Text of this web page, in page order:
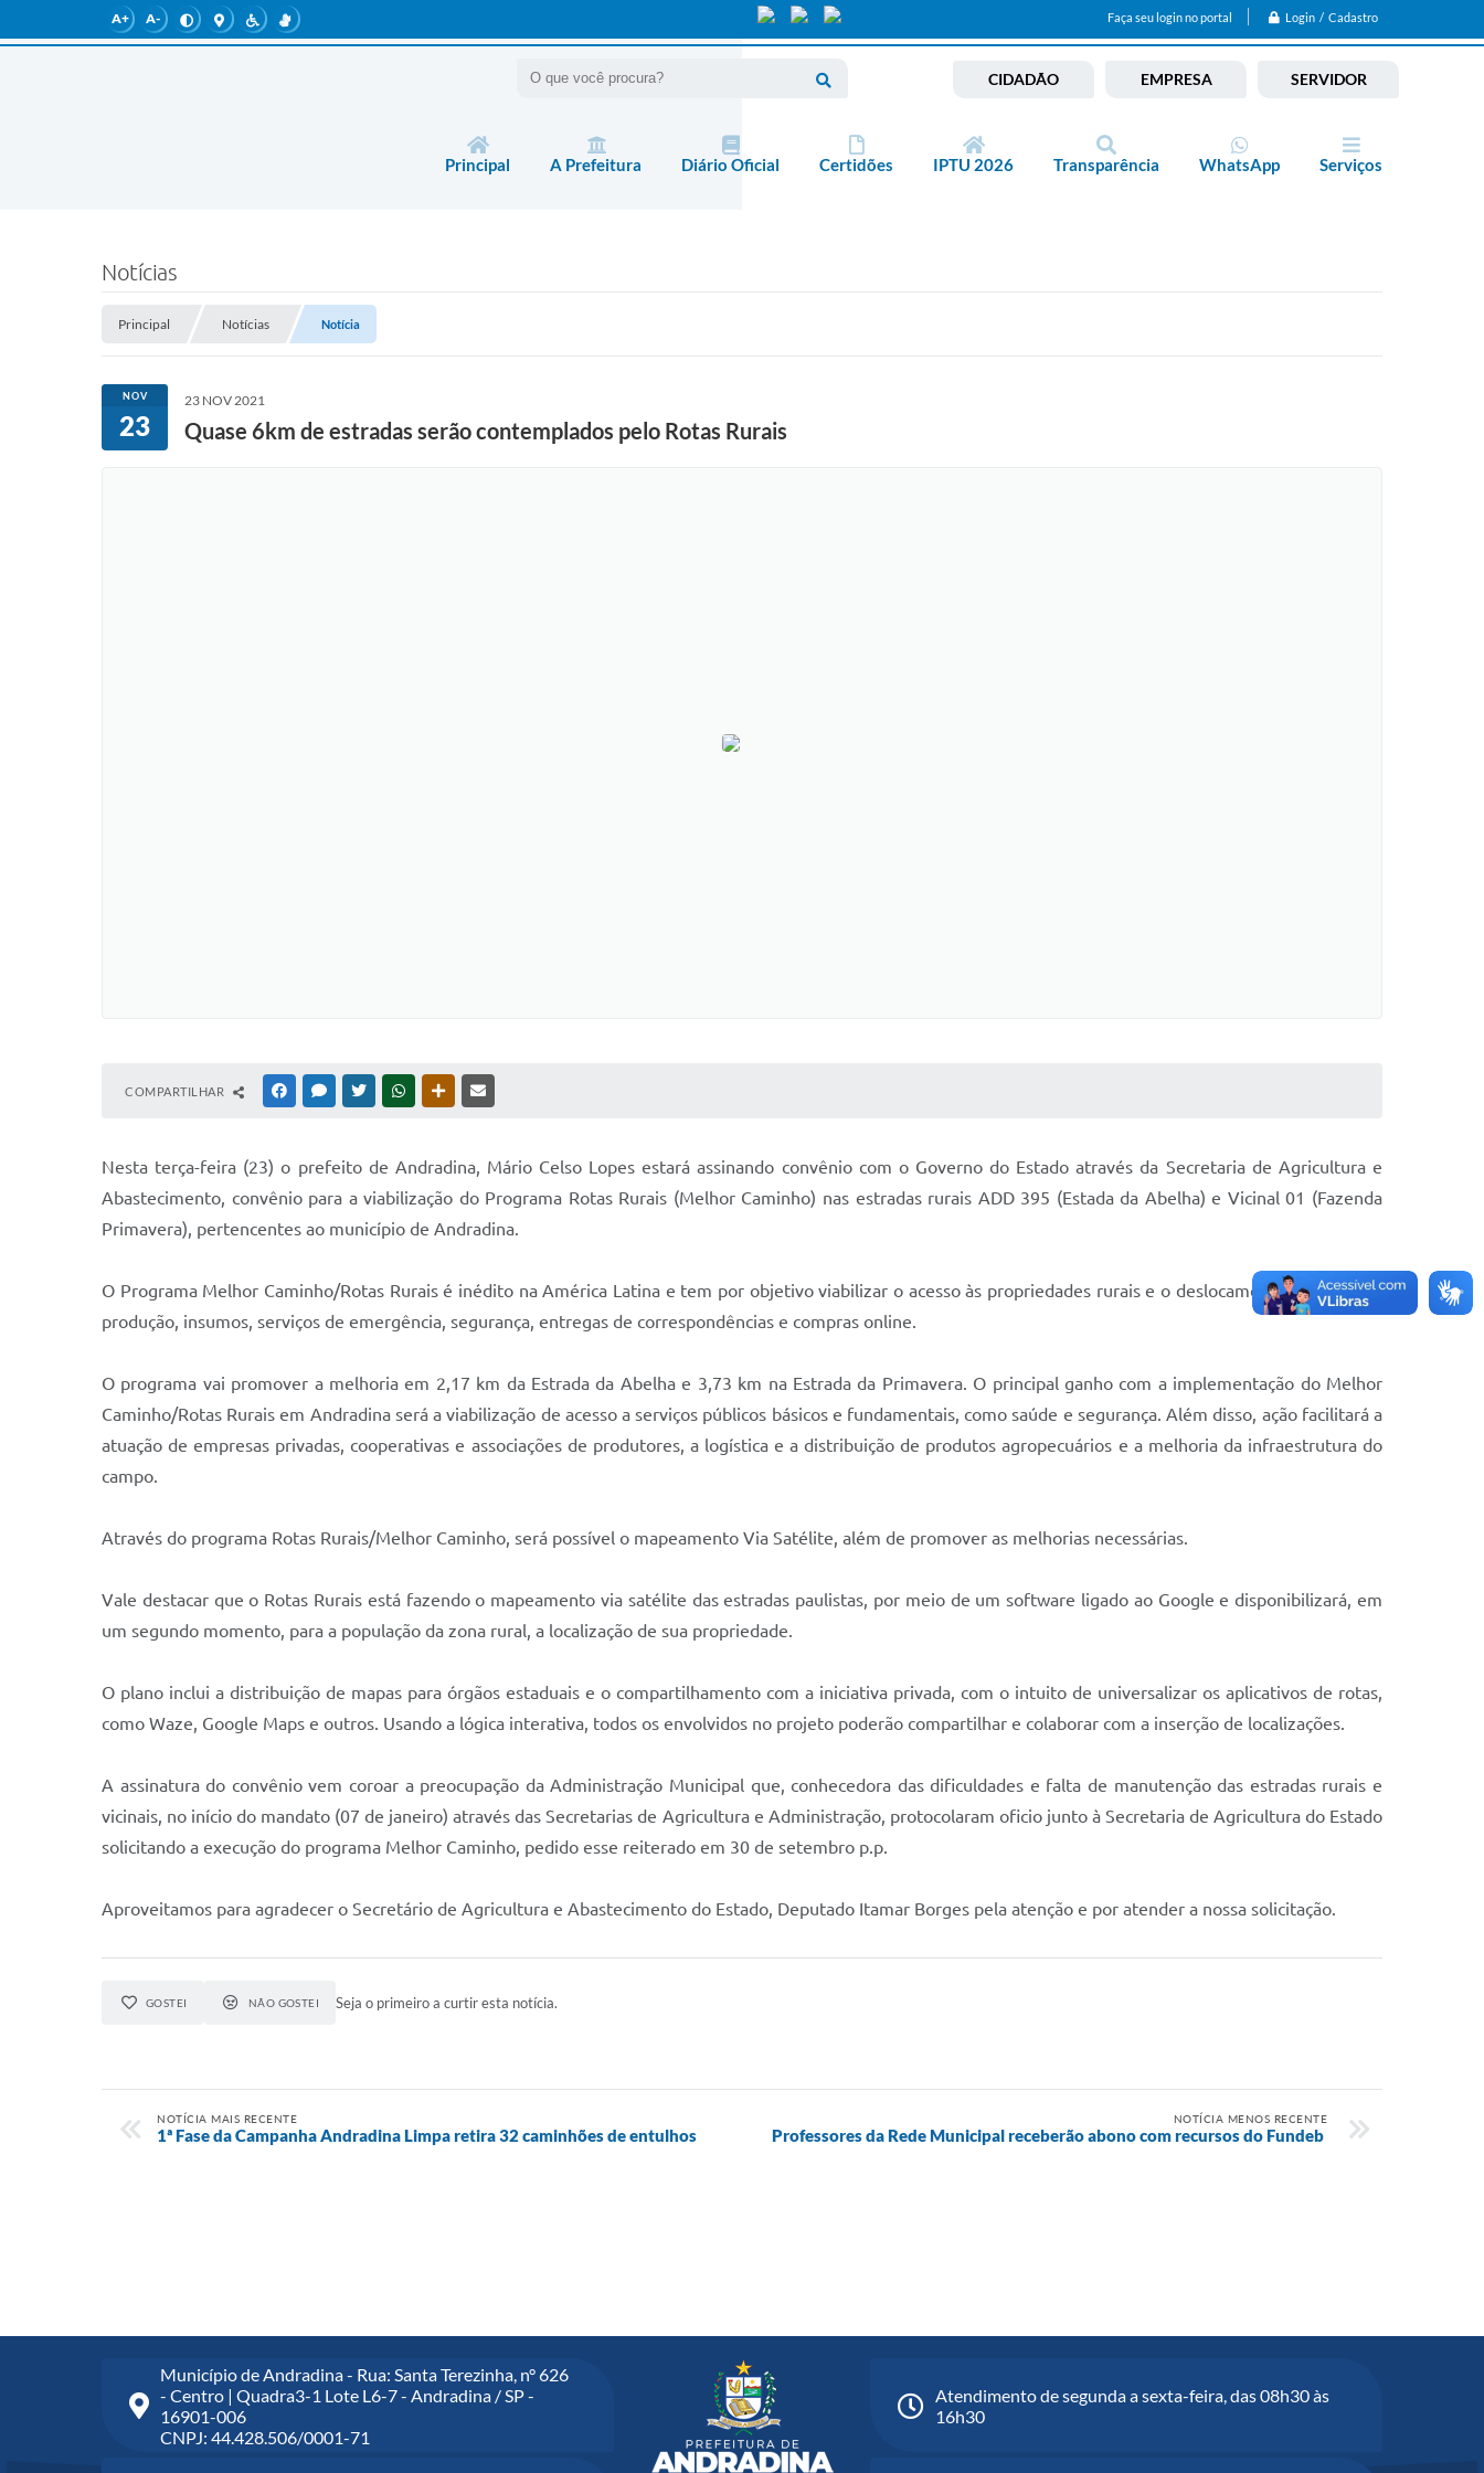
Faça seu login no portal Login / Cadastro
A+ A-
CIDADÃO EMPRESA SERVIDOR
Principal A Prefeitura Diário Oficial Certidões IPTU 2026 Transparência WhatsApp Serviços
Notícias
Principal Notícias Notícia
NOV
23
23 NOV 2021
Quase 6km de estradas serão contemplados pelo Rotas Rurais
COMPARTILHAR FACEBOOKMESSENGER
TWITTERWHATSAPPOUTRAS MÍDIAS
Nesta terça-feira (23) o prefeito de Andradina, Mário Celso Lopes estará assinando convênio com o Governo do Estado através da Secretaria de Agricultura e
Abastecimento, convênio para a viabilização do Programa Rotas Rurais (Melhor Caminho) nas estradas rurais ADD 395 (Estada da Abelha) e Vicinal 01 (Fazenda
Primavera), pertencentes ao município de Andradina.
O Programa Melhor Caminho/Rotas Rurais é inédito na América Latina e tem por objetivo viabilizar o acesso às propriedades rurais e o deslocamento de pessoas,
produção, insumos, serviços de emergência, segurança, entregas de correspondências e compras online.
O programa vai promover a melhoria em 2,17 km da Estrada da Abelha e 3,73 km na Estrada da Primavera. O principal ganho com a implementação do Melhor
Caminho/Rotas Rurais em Andradina será a viabilização de acesso a serviços públicos básicos e fundamentais, como saúde e segurança. Além disso, ação facilitará a
atuação de empresas privadas, cooperativas e associações de produtores, a logística e a distribuição de produtos agropecuários e a melhoria da infraestrutura do
campo.
Através do programa Rotas Rurais/Melhor Caminho, será possível o mapeamento Via Satélite, além de promover as melhorias necessárias.
Vale destacar que o Rotas Rurais está fazendo o mapeamento via satélite das estradas paulistas, por meio de um software ligado ao Google e disponibilizará, em
um segundo momento, para a população da zona rural, a localização de sua propriedade.
O plano inclui a distribuição de mapas para órgãos estaduais e o compartilhamento com a iniciativa privada, com o intuito de universalizar os aplicativos de rotas,
como Waze, Google Maps e outros. Usando a lógica interativa, todos os envolvidos no projeto poderão compartilhar e colaborar com a inserção de localizações.
A assinatura do convênio vem coroar a preocupação da Administração Municipal que, conhecedora das dificuldades e falta de manutenção das estradas rurais e
vicinais, no início do mandato (07 de janeiro) através das Secretarias de Agricultura e Administração, protocolaram oficio junto à Secretaria de Agricultura do Estado
solicitando a execução do programa Melhor Caminho, pedido esse reiterado em 30 de setembro p.p.
Aproveitamos para agradecer o Secretário de Agricultura e Abastecimento do Estado, Deputado Itamar Borges pela atenção e por atender a nossa solicitação.
GOSTEI NÃO GOSTEI Seja o primeiro a curtir esta notícia.
NOTÍCIA MAIS RECENTE
1ª Fase da Campanha Andradina Limpa retira 32 caminhões de entulhos
NOTÍCIA MENOS RECENTE
Professores da Rede Municipal receberão abono com recursos do Fundeb
Município de Andradina - Rua: Santa Terezinha, n° 626
- Centro | Quadra3-1 Lote L6-7 - Andradina / SP -
16901-006
CNPJ: 44.428.506/0001-71
Atendimento de segunda a sexta-feira, das 08h30 às
16h30